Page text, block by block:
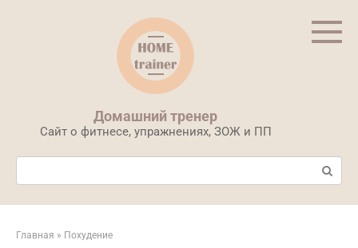
Домашний тренер
Сайт о фитнесе, упражнениях, ЗОЖ и ПП
Поиск:
Главная » Похудение